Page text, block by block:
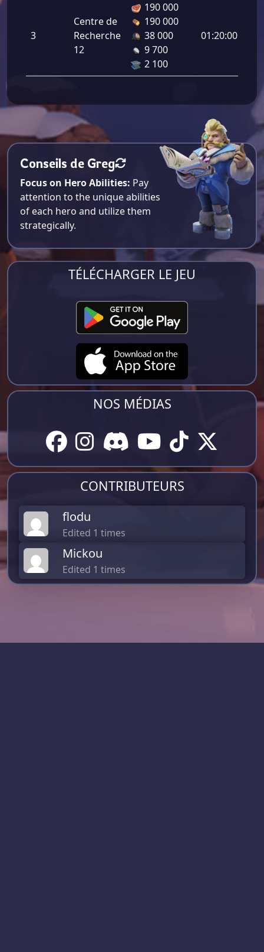
3
Centre de
Recherche
12
190 000
190 000
38 000
9 700
2 100
01:20:00
Conseils de Greg
Focus on Hero Abilities: Pay
attention to the unique abilities
of each hero and utilize them
strategically.
TÉLÉCHARGER LE JEU
NOS MÉDIAS
CONTRIBUTEURS
flodu
Edited 1 times
Mickou
Edited 1 times